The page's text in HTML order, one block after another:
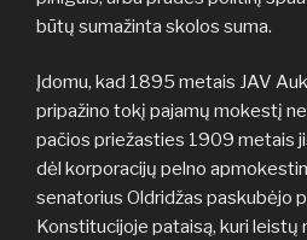
būtų sumažinta skolos suma.
Įdomu, kad 1895 metais JAV
pripažino tokį pajamų mokestį
pačios priežasties 1909 metais
dėl korporacijų pelno
senatorius Oldridžas paskubėjo
Konstitucijoje pataisą, kuri leistų